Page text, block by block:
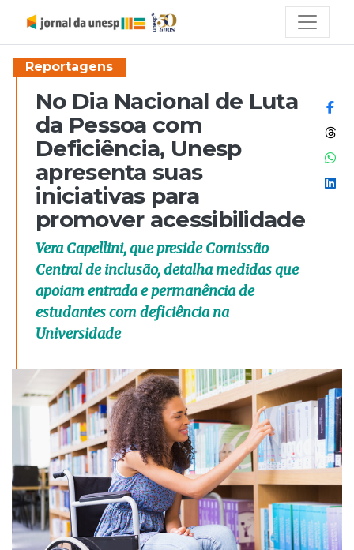
Reportagens
No Dia Nacional de Luta
da Pessoa com
Deficiência, Unesp
apresenta suas
iniciativas para
promover acessibilidade
Vera Capellini, que preside Comissão
Central de inclusão, detalha medidas que
apoiam entrada e permanência de
estudantes com deficiência na
Universidade